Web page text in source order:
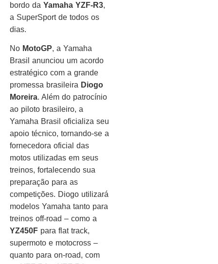
bordo da Yamaha YZF-R3,
a SuperSport de todos os
dias.
No MotoGP, a Yamaha
Brasil anunciou um acordo
estratégico com a grande
promessa brasileira Diogo
Moreira. Além do patrocínio
ao piloto brasileiro, a
Yamaha Brasil oficializa seu
apoio técnico, tornando-se a
fornecedora oficial das
motos utilizadas em seus
treinos, fortalecendo sua
preparação para as
competições. Diogo utilizará
modelos Yamaha tanto para
treinos off-road – como a
YZ450F para flat track,
supermoto e motocross –
quanto para on-road, com